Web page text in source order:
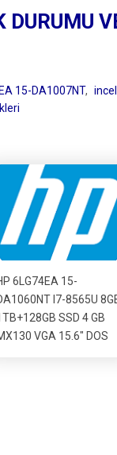
DURUMU
15-DA1007NT,
6LG74EA 15-
I7-8565U
SSD 4 GB
VGA 15.6″ DOS